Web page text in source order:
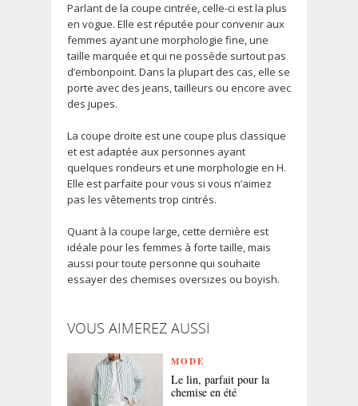
Parlant de la coupe cintrée, celle-ci est la plus
en vogue. Elle est réputée pour convenir aux
femmes ayant une morphologie fine, une
taille marquée et qui ne possède surtout pas
d’embonpoint. Dans la plupart des cas, elle se
porte avec des jeans, tailleurs ou encore avec
des jupes.
La coupe droite est une coupe plus classique
et est adaptée aux personnes ayant
quelques rondeurs et une morphologie en H.
Elle est parfaite pour vous si vous n’aimez
pas les vêtements trop cintrés.
Quant à la coupe large, cette dernière est
idéale pour les femmes à forte taille, mais
aussi pour toute personne qui souhaite
essayer des chemises oversizes ou boyish.
VOUS AIMEREZ AUSSI
MODE
Le lin, parfait pour la
chemise en été